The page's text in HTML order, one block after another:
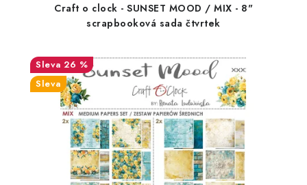
Craft o clock - SUNSET MOOD / MIX - 8"
scrapbooková sada čtvrtek
26 %
Sleva